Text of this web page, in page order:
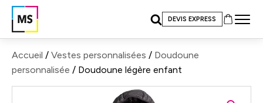
DEVIS EXPRESS
Accueil / Vestes personnalisées / Doudoune
personnalisée / Doudoune légère enfant